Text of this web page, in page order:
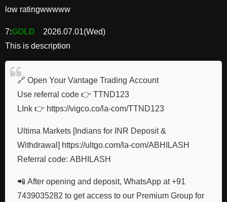
low ratingwwwww
7:GOLD
2026.07.01(Wed)
This is description
🔗 Open Your Vantage Trading Account
Use referral code 👉 TTND123
LInk 👉 https://vigco.co/la-com/TTND123
Ultima Markets [Indians for INR Deposit &
Withdrawal] https://ultgo.com/la-com/ABHILASH
Referral code: ABHILASH
📲 After opening and deposit, WhatsApp at +91
7439035282 to get access to our Premium Group for